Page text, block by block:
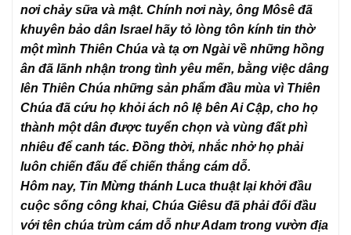
nơi chảy sữa và mật. Chính nơi này, ông Môsê đã
khuyên bảo dân Israel hãy tỏ lòng tôn kính tin thờ
một mình Thiên Chúa và tạ ơn Ngài về những hồng
ân đã lãnh nhận trong tình yêu mến, bằng việc dâng
lên Thiên Chúa những sản phẩm đầu mùa vì Thiên
Chúa đã cứu họ khỏi ách nô lệ bên Ai Cập, cho họ
thành một dân được tuyển chọn và vùng đất phì
nhiêu để canh tác. Đồng thời, nhắc nhở họ phải
luôn chiến đấu để chiến thắng cám dỗ.
Hôm nay, Tin Mừng thánh Luca thuật lại khởi đầu
cuộc sống công khai, Chúa Giêsu đã phải đối đầu
với tên chúa trùm cám dỗ như Adam trong vườn địa